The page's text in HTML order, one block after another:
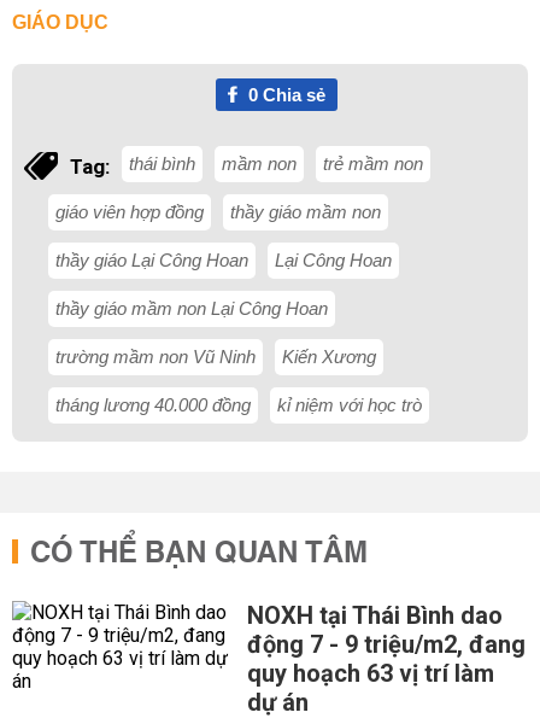
GIÁO DỤC
0Chia sẻ
Tag: thái bình mầm non trẻ mầm non
giáo viên hợp đồng thầy giáo mầm non
thầy giáo Lại Công Hoan Lại Công Hoan
thầy giáo mầm non Lại Công Hoan
trường mầm non Vũ Ninh Kiến Xương
tháng lương 40.000 đồng kỉ niệm với học trò
CÓ THỂ BẠN QUAN TÂM
NOXH tại Thái Bình dao
động 7 - 9 triệu/m2, đang
quy hoạch 63 vị trí làm
dự án